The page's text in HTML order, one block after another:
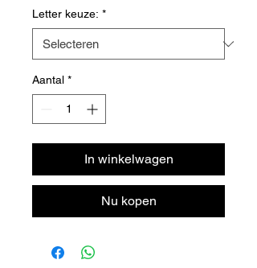
Letter keuze: *
Aantal *
In winkelwagen
Nu kopen